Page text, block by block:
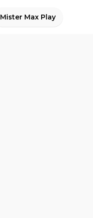
Mister Max Play